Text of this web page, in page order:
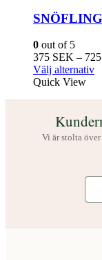
0 out of 5
375 SEK – 725
Välj alternativ
Quick View
Vi är stolta